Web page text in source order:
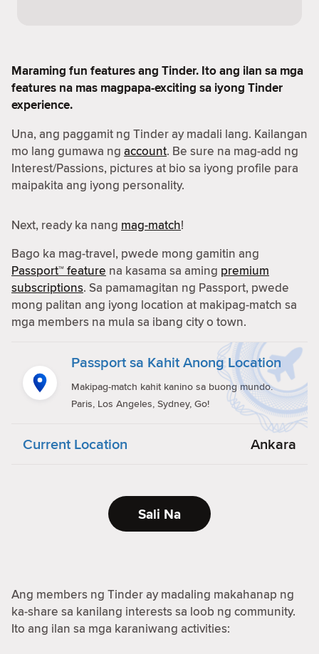
Maraming fun features ang Tinder. Ito ang ilan sa mga
features na mas magpapa-exciting sa iyong Tinder
experience.
Una, ang paggamit ng Tinder ay madali lang. Kailangan
mo lang gumawa ng account. Be sure na mag-add ng
Interest/Passions, pictures at bio sa iyong profile para
maipakita ang iyong personality.
Next, ready ka nang mag-match!
Bago ka mag-travel, pwede mong gamitin ang
Passport™ feature na kasama sa aming premium
subscriptions. Sa pamamagitan ng Passport, pwede
mong palitan ang iyong location at makipag-match sa
mga members na mula sa ibang city o town.
Passport sa Kahit Anong Location
Makipag-match kahit kanino sa buong mundo.
Paris, Los Angeles, Sydney, Go!
Current Location Ankara
Sali Na
Ang members ng Tinder ay madaling makahanap ng
ka-share sa kanilang interests sa loob ng community.
Ito ang ilan sa mga karaniwang activities: